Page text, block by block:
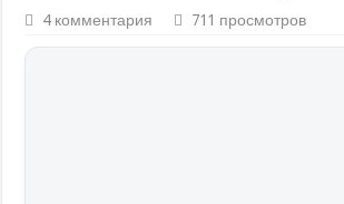
4 комментария 711 просмотров